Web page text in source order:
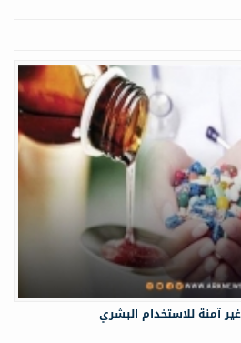
غير آمنة للاستخدام البشري